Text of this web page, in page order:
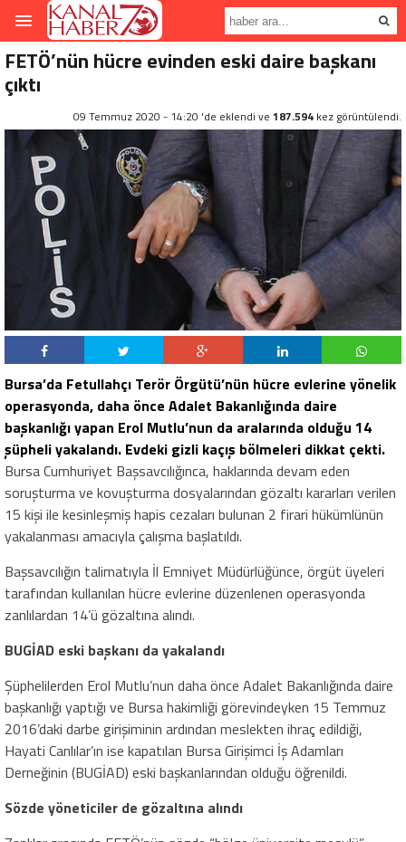
FETÖ’nün hücre evinden eski daire başkanı
çıktı
09 Temmuz 2020 - 14:20 'de eklendi ve 187.594 kez görüntülendi.
Bursa’da Fetullahçı Terör Örgütü’nün hücre evlerine yönelik
operasyonda, daha önce Adalet Bakanlığında daire
başkanlığı yapan Erol Mutlu’nun da aralarında olduğu 14
şüpheli yakalandı. Evdeki gizli kaçış bölmeleri dikkat çekti.
Bursa Cumhuriyet Başsavcılığınca, haklarında devam eden
soruşturma ve kovuşturma dosyalarından gözaltı kararları verilen
15 kişi ile kesinleşmiş hapis cezaları bulunan 2 firari hükümlünün
yakalanması amacıyla çalışma başlatıldı.
Başsavcılığın talimatıyla İl Emniyet Müdürlüğünce, örgüt üyeleri
tarafından kullanılan hücre evlerine düzenlenen operasyonda
zanlılardan 14’ü gözaltına alındı.
BUGİAD eski başkanı da yakalandı
Şüphelilerden Erol Mutlu’nun daha önce Adalet Bakanlığında daire
başkanlığı yaptığı ve Bursa hakimliği görevindeyken 15 Temmuz
2016’daki darbe girişiminin ardından meslekten ihraç edildiği,
Hayati Canlılar’ın ise kapatılan Bursa Girişimci İş Adamları
Derneğinin (BUGİAD) eski başkanlarından olduğu öğrenildi.
Sözde yöneticiler de gözaltına alındı